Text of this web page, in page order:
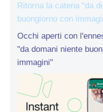
Ritorna la catena “da
buongiorno con
Occhi aperti con
"da domani niente
immagini"